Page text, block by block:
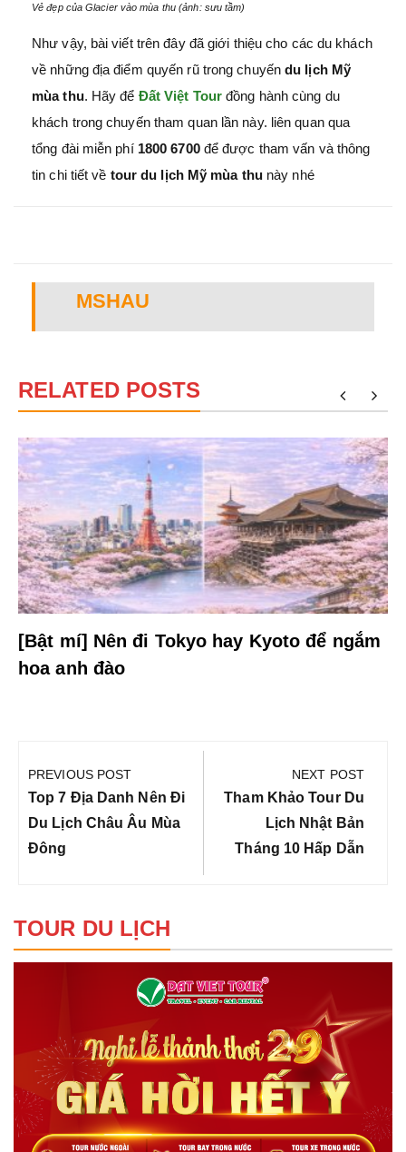
Vẻ đẹp của Glacier vào mùa thu (ảnh: sưu tầm)
Như vậy, bài viết trên đây đã giới thiệu cho các du khách
về những địa điểm quyến rũ trong chuyến du lịch Mỹ
mùa thu. Hãy để Đất Việt Tour đồng hành cùng du
khách trong chuyến tham quan lần này. liên quan qua
tổng đài miễn phí 1800 6700 để được tham vấn và thông
tin chi tiết về tour du lịch Mỹ mùa thu này nhé
MSHAU
RELATED POSTS
[Bật mí] Nên đi Tokyo hay Kyoto để ngắm
hoa anh đào
hướng
bài
viết
PREVIOUS POST
Previous
Post:
Top 7 Địa Danh Nên Đi
Du Lịch Châu Âu Mùa
Đông
NEXT POST
Next
Tham Khảo Tour Du
Lịch Nhật Bản
Tháng 10 Hấp Dẫn
TOUR DU LỊCH